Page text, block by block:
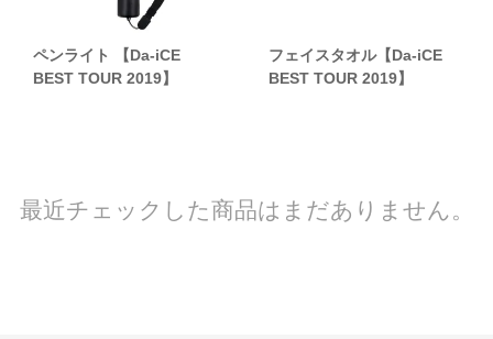
ペンライト 【Da-iCE
BEST TOUR 2019】
フェイスタオル【Da-iCE
BEST TOUR 2019】
最近チェックした商品はまだありません。